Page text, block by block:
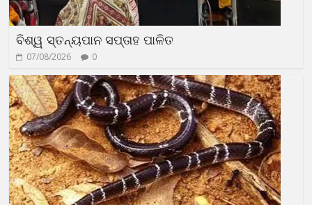
ବିଶ୍ୱ ସ୍ତନ୍ୟପାନ ସପ୍ତାହ ପାଳିତ
07/08/2026 0